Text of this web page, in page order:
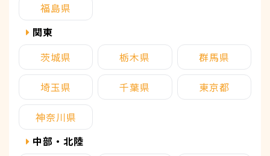
福島県
関東
茨城県
栃木県 群馬県
埼玉県 千葉県 東京都
神奈川県
中部・北陸